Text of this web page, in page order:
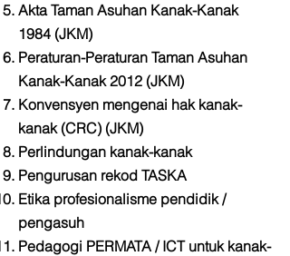
Akta Taman Asuhan Kanak-Kanak
1984 (JKM)
Peraturan-Peraturan Taman Asuhan
Kanak-Kanak 2012 (JKM)
Konvensyen mengenai hak kanak-
kanak (CRC) (JKM)
Perlindungan kanak-kanak
Pengurusan rekod TASKA
Etika profesionalisme pendidik /
pengasuh
Pedagogi PERMATA / ICT untuk kanak-